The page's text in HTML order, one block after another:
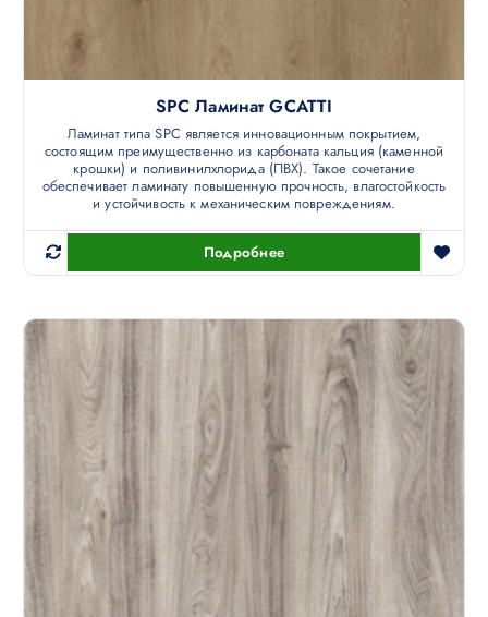
SPC Ламинат GCATTI
Ламинат типа SPC является инновационным покрытием,
состоящим преимущественно из карбоната кальция (каменной
крошки) и поливинилхлорида (ПВХ). Такое сочетание
обеспечивает ламинату повышенную прочность, влагостойкость
и устойчивость к механическим повреждениям.
Подробнее